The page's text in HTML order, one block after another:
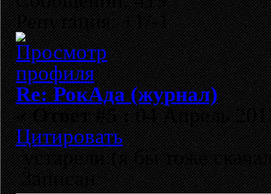
Репутация: +1/-1
Re: РокАда (журнал)
«Ответ #5 :04 Апрель
Цитировать
устарели:(я бы тоже
Записан